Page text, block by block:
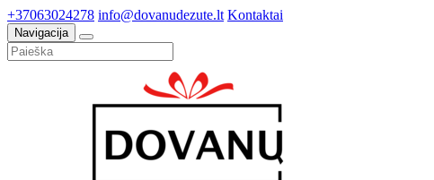
+37063024278 info@dovanudezute.lt Kontaktai
Navigacija